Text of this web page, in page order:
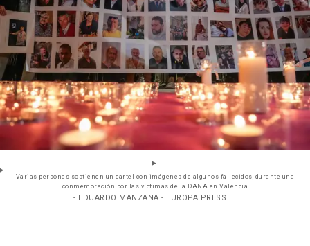
Varias personas sostienen un cartel con imágenes de algunos fallecidos, durante una
conmemoración por las víctimas de la DANA en Valencia
- EDUARDO MANZANA - EUROPA PRESS